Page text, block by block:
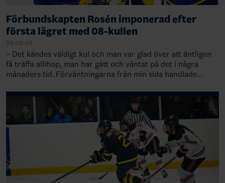
Förbundskapten Rosén imponerad efter
första lägret med 08-kullen
24-08-01
– Det kändes väldigt kul och man var glad över att äntligen
få träffa allihop, man har gått och väntat på det i några
månaders tid. Förväntningarna från min sida handlade